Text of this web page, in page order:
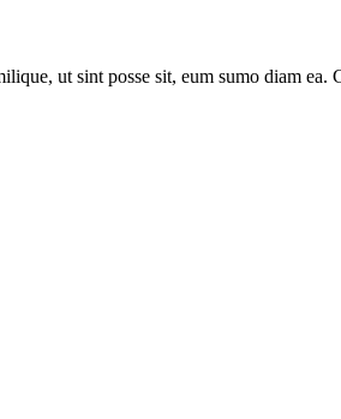
ut sint posse sit, eum sumo diam ea.